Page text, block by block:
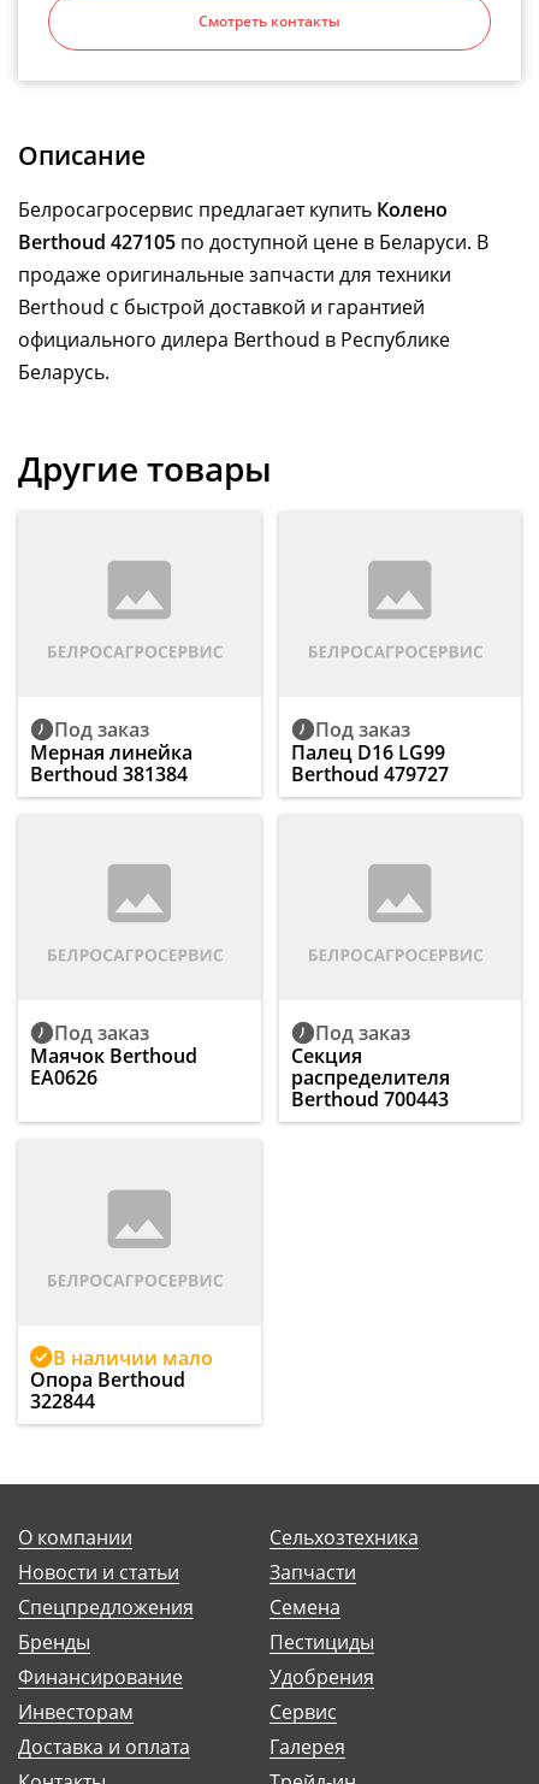
Смотреть контакты
Описание
Белросагросервис предлагает купить Колено
Berthoud 427105 по доступной цене в Беларуси. В
продаже оригинальные запчасти для техники
Berthoud с быстрой доставкой и гарантией
официального дилера Berthoud в Республике
Беларусь.
Другие товары
Под заказ
Мерная линейка
Berthoud 381384
Под заказ
Палец D16 LG99
Berthoud 479727
Под заказ
Маячок Berthoud
EA0626
Под заказ
Секция
распределителя
Berthoud 700443
В наличии мало
Опора Berthoud
322844
О компании
Новости и статьи
Спецпредложения
Бренды
Финансирование
Инвесторам
Доставка и оплата
Сельхозтехника
Запчасти
Семена
Пестициды
Удобрения
Сервис
Галерея